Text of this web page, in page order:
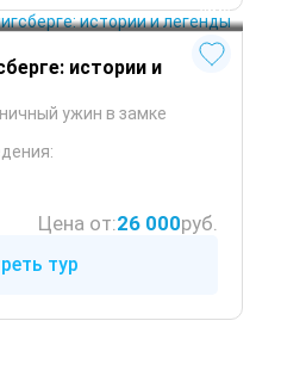
Зима
истории и
ужин в замке
Цена от:26 000руб.
тур